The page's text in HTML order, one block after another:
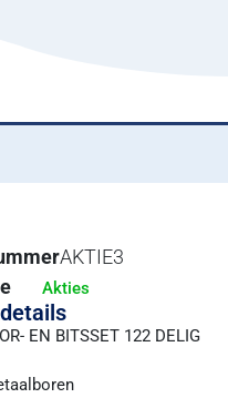
AKTIE3
Akties
EN BITSSET 122 DELIG